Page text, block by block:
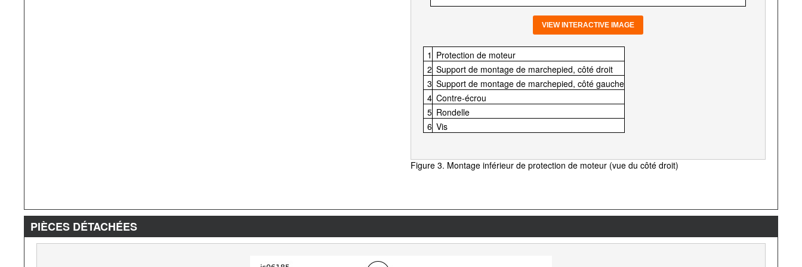
VIEW INTERACTIVE IMAGE
1 Protection de moteur
2 Support de montage de marchepied, côté droit
3 Support de montage de marchepied, côté gauche
4 Contre-écrou
5 Rondelle
6 Vis
Figure 3. Montage inférieur de protection de moteur (vue du côté droit)
PIÈCES DÉTACHÉES